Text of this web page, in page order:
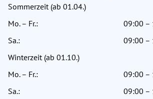
Sommerzeit (ab 01.04.)
Mo. – Fr.:
09:00 –
Sa.:
09:00 –
Winterzeit (ab 01.10.)
Mo. – Fr.:
09:00 –
Sa.:
09:00 –